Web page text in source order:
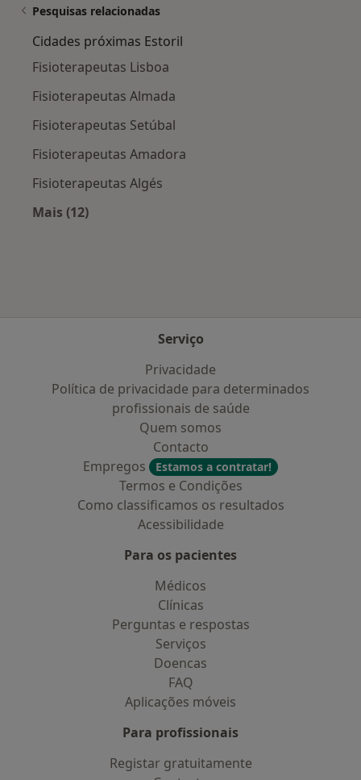
Pesquisas relacionadas
Cidades próximas Estoril
Fisioterapeutas Lisboa
Fisioterapeutas Almada
Fisioterapeutas Setúbal
Fisioterapeutas Amadora
Fisioterapeutas Algés
Mais (12)
Serviço
Privacidade
Política de privacidade para determinados
profissionais de saúde
Quem somos
Contacto
Empregos
Estamos a contratar!
Termos e Condições
Como classificamos os resultados
Acessibilidade
Para os pacientes
Médicos
Clínicas
Perguntas e respostas
Serviços
Doencas
FAQ
Aplicações móveis
Para profissionais
Registar gratuitamente